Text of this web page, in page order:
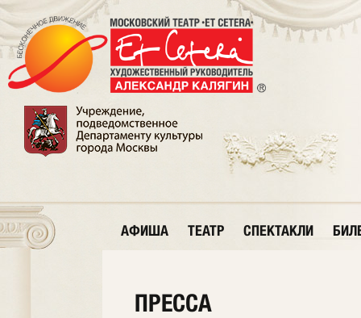
АФИША ТЕАТР СПЕКТАКЛИ
ПРЕССА